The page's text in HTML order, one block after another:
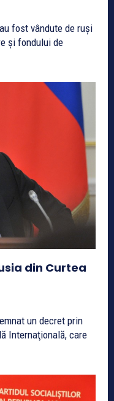
fost vândute de ruşi
şi fondului de
din Curtea
un decret prin
Internaţională, care